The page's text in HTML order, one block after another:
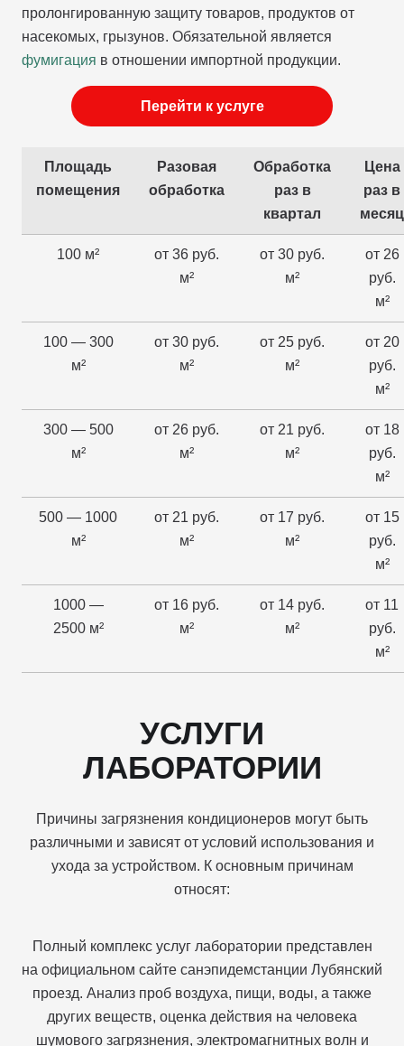
пролонгированную защиту товаров, продуктов от
насекомых, грызунов. Обязательной является
фумигация в отношении импортной продукции.
Перейти к услуге
Площадь
помещения
Разовая
обработка
Обработка
раз в
квартал
Цена
раз в
месяц
100 м²
от 36 руб.
м²
от 30 руб.
м²
от 26
руб.
м²
100 — 300
м²
от 30 руб.
м²
от 25 руб.
м²
от 20
руб.
м²
300 — 500
м²
от 26 руб.
м²
от 21 руб.
м²
от 18
руб.
м²
500 — 1000
м²
от 21 руб.
м²
от 17 руб.
м²
от 15
руб.
м²
1000 —
2500 м²
от 16 руб.
м²
от 14 руб.
м²
от 11
руб.
м²
УСЛУГИ
ЛАБОРАТОРИИ
Причины загрязнения кондиционеров могут быть
различными и зависят от условий использования и
ухода за устройством. К основным причинам
относят:
Полный комплекс услуг лаборатории представлен
на официальном сайте санэпидемстанции Лубянский
проезд. Анализ проб воздуха, пищи, воды, а также
других веществ, оценка действия на человека
шумового загрязнения, электромагнитных волн и